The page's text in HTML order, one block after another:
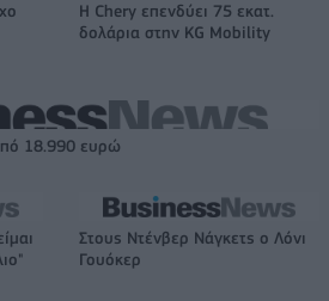
Η Chery επενδύει 75 εκατ.
δολάρια στην KG Mobility
18.990 ευρώ
Στους Ντένβερ Νάγκετς ο Λόνι
Γουόκερ